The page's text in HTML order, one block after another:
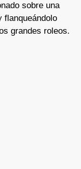
sobre una
flanqueándolo
grandes roleos.